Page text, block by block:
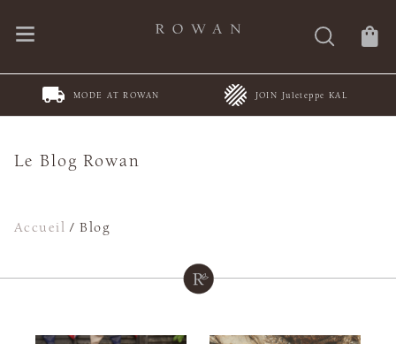
MODE AT ROWAN JOIN Juleteppe KAL
Le Blog Rowan
Accueil /Blog